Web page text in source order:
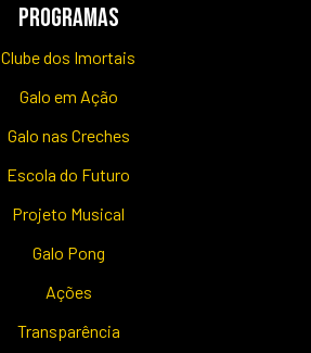
PROGRAMAS
Clube dos Imortais
Galo em Ação
Galo nas Creches
Escola do Futuro
Projeto Musical
Galo Pong
Ações
Transparência